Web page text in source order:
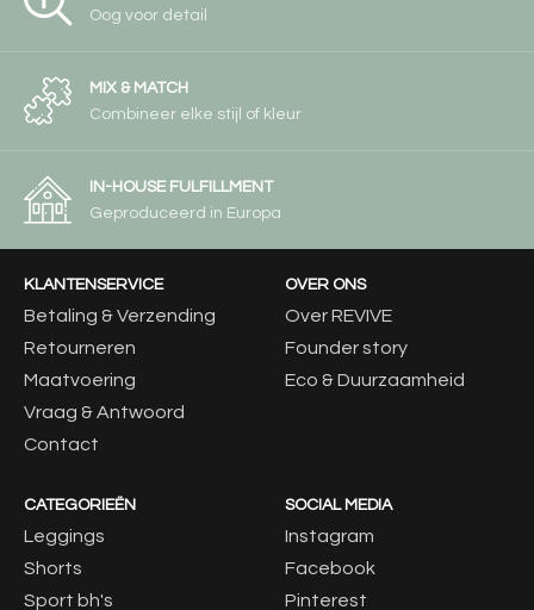
Oog voor detail
MIX & MATCH
Combineer elke stijl of kleur
IN-HOUSE FULFILLMENT
Geproduceerd in Europa
KLANTENSERVICE
Betaling & Verzending
Retourneren
Maatvoering
Vraag & Antwoord
Contact
OVER ONS
Over REVIVE
Founder story
Eco & Duurzaamheid
CATEGORIEËN
Leggings
Shorts
Sport bh's
SOCIAL MEDIA
Instagram
Facebook
Pinterest